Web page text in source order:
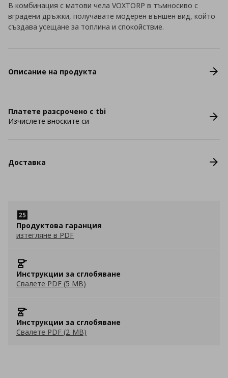
В комбинация с матови чела VOXTORP в тъмносиво с
вградени дръжки, получавате модерен външен вид, който
създава усещане за топлина и спокойствие.
Описание на продукта
Платете разсрочено с tbi
Изчислете вноските си
Доставка
Продуктова гаранция
изтегляне в PDF
Инструкции за сглобяване
Свалете PDF (5 MB)
Инструкции за сглобяване
Свалете PDF (2 MB)